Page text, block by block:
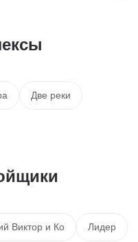
Две реки
Виктор и Ко Лидер